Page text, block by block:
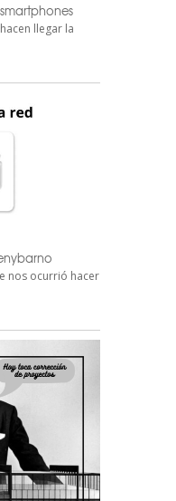
llegar la
nos ocurrió hacer